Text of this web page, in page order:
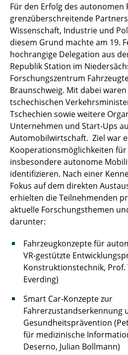
Für den Erfolg des autonomen
grenzüberschreitende
Wissenschaft, Industrie und
diesem Grund machte am 19.
hochrangige Delegation aus
Republik Station im
Forschungszentrum
Braunschweig. Mit dabei
tschechischen
Tschechien sowie weitere
Unternehmen und Start-Ups
Automobilwirtschaft. Ziel war
Kooperationsmöglichkeiten
insbesondere autonome
identifizieren. Nach einer
Fokus auf dem direkten
erhielten die Teilnehmenden
aktuelle Forschungsthemen
darunter:
Fahrzeugkonzepte für
VR-gestützte
Konstruktionstechnik, Prof.
Everding)
Smart Car-Konzepte zur
Fahrerzustandserkennung
Gesundheitsprävention
für medizinische
Deserno, Julian Bollmann)